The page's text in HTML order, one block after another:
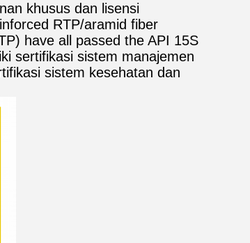
khusus dan lisensi
RTP/aramid fiber
have all passed the API 15S
sertifikasi sistem manajemen
sistem kesehatan dan